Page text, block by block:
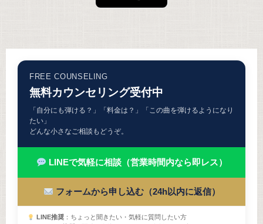
FREE COUNSELING
無料カウンセリング受付中
「自分にも弾ける？」「料金は？」「この曲を弾けるようになり
たい」
どんな小さなご相談もどうぞ。
LINEで気軽に相談（営業時間内なら即レス）
フォームから申し込む（24h以内に返信）
LINE推奨：ちょっと聞きたい・気軽に質問したい方